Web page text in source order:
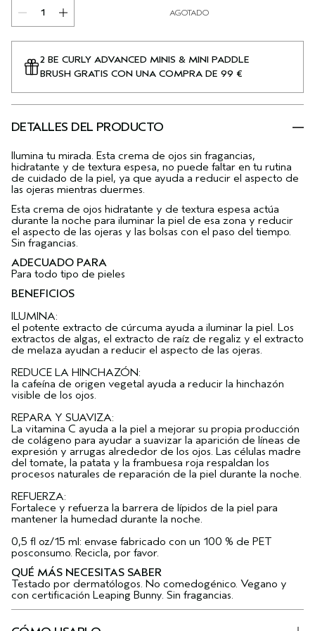
AGOTADO
2 BE CURLY ADVANCED MINIS & MINI PADDLE
BRUSH GRATIS CON UNA COMPRA DE 99 €
DETALLES DEL PRODUCTO
Ilumina tu mirada. Esta crema de ojos sin fragancias,
hidratante y de textura espesa, no puede faltar en tu rutina
de cuidado de la piel, ya que ayuda a reducir el aspecto de
las ojeras mientras duermes.
Esta crema de ojos hidratante y de textura espesa actúa
durante la noche para iluminar la piel de esa zona y reducir
el aspecto de las ojeras y las bolsas con el paso del tiempo.
Sin fragancias.
ADECUADO PARA
Para todo tipo de pieles
BENEFICIOS
ILUMINA:
el potente extracto de cúrcuma ayuda a iluminar la piel. Los
extractos de algas, el extracto de raíz de regaliz y el extracto
de melaza ayudan a reducir el aspecto de las ojeras.
REDUCE LA HINCHAZÓN:
la cafeína de origen vegetal ayuda a reducir la hinchazón
visible de los ojos.
REPARA Y SUAVIZA:
La vitamina C ayuda a la piel a mejorar su propia producción
de colágeno para ayudar a suavizar la aparición de líneas de
expresión y arrugas alrededor de los ojos. Las células madre
del tomate, la patata y la frambuesa roja respaldan los
procesos naturales de reparación de la piel durante la noche.
REFUERZA:
Fortalece y refuerza la barrera de lípidos de la piel para
mantener la humedad durante la noche.
0,5 fl oz/15 ml: envase fabricado con un 100 % de PET
posconsumo. Recicla, por favor.
QUÉ MÁS NECESITAS SABER
Testado por dermatólogos. No comedogénico. Vegano y
con certificación Leaping Bunny. Sin fragancias.